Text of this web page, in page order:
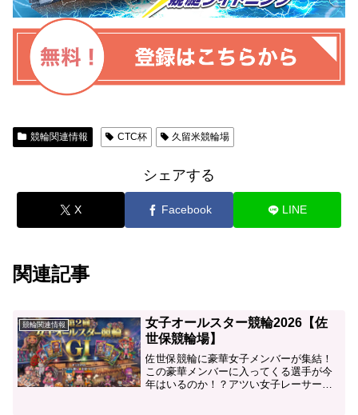
競輪関連情報 CTC杯 久留米競輪場
シェアする
X Facebook LINE
関連記事
競輪関連情報
女子オールスター競輪2026【佐
世保競輪場】
佐世保競輪に豪華女子メンバーが集結！
この豪華メンバーに入ってくる選手が今
年はいるのか！？アツい女子レーサーの